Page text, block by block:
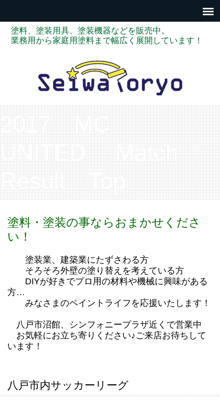
塗料、塗装用具、塗装機器などを販売中。
業務用から家庭用塗料まで幅広く展開しています！
2017 MC
UNITED Match
Result Top
塗料・塗装の事ならおまかせくださ
い！
塗装業、建築業にたずさわる方
そろそろ外壁の塗り替えを考えている方
DIYが好きでプロ用の材料や機械に興味がある
方…
みなさまのペイントライフを応援いたします！
八戸市沼館、シンフォニープラザ近くで営業中
お気軽にお立ち寄りください♪ご来店お待ちして
います！
八戸市内サッカーリーグ